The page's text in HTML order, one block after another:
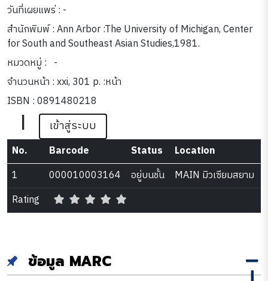
วันที่เผยแพร่ : -
สำนักพิมพ์ : Ann Arbor :The University of Michigan, Center
for South and Southeast Asian Studies,1981.
หมวดหมู่ : -
จำนวนหน้า : xxi, 301 p. :หน้า
ISBN : 0891480218
| เข้าสู่ระบบ
No. Barcode Status
Location
1
000010003164 อยู่บนชั้น
MAIN มิวเซียมสยาม
Rating
ข้อมูล MARC